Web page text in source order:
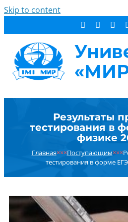
Skip to content
ДОПОБРАЗОВАНИЕ
ОБ УНИВЕРСИТЕТЕ
РЕЗУЛЬТАТ ПОИСКА:
Результаты
тестирования в
физике
Главная×××Поступающим×××
тестирования в форме